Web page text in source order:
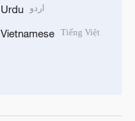
Urdu اردو
Vietnamese Tiếng Việt